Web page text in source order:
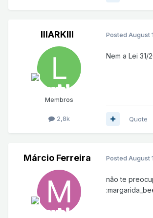
lllARKlll
Membros
2,8k
Posted August
Nem a Lei 31/
Quote
Márcio Ferreira Posted August
não te